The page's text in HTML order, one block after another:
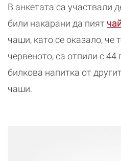
В анкетата са участвали
били накарани да пият
чаши, като се оказало, че
червеното, са отпили с
билкова напитка от
чаши.